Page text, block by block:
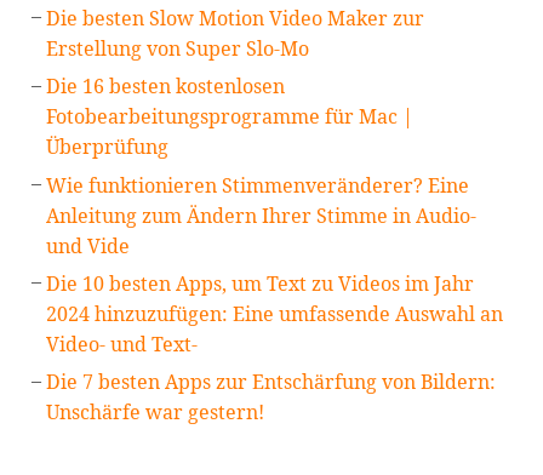
Die besten Slow Motion Video Maker zur
Erstellung von Super Slo-Mo
Die 16 besten kostenlosen
Fotobearbeitungsprogramme für Mac |
Überprüfung
Wie funktionieren Stimmenveränderer? Eine
Anleitung zum Ändern Ihrer Stimme in Audio-
und Vide
Die 10 besten Apps, um Text zu Videos im Jahr
2024 hinzuzufügen: Eine umfassende Auswahl an
Video- und Text-
Die 7 besten Apps zur Entschärfung von Bildern:
Unschärfe war gestern!